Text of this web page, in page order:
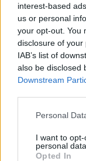
interest-based
us or personal
your opt-out. You
disclosure of
IAB’s list of
also be disclosed
Downstream
Personal
I want to
personal data.
Opted In
elmaradhatatlan
negyedévében
kötöttek bérleti
meg az elmúlt öt
A keresett
tartozik,